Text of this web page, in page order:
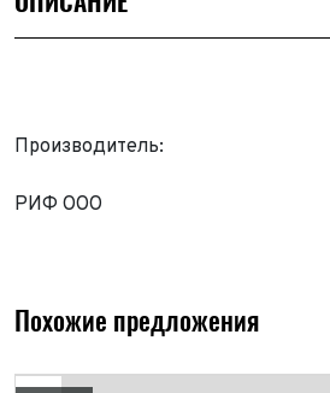
Производитель:
РИФ ООО
Похожие предложения
Имя*
Телефон*
ФИО*